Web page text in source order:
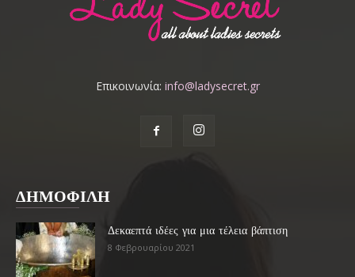
Επικοινωνία: info@ladysecret.gr
ΔΗΜΟΦΙΛΗ
Δεκαεπτά ιδέες για μια τέλεια βάπτιση
8 Φεβρουαρίου 2021